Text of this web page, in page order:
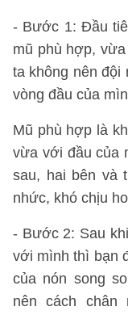
- Bước 1: Đầu
mũ phù hợp,
ta không nên đội
vòng đầu của
Mũ phù hợp là
vừa với đầu của
sau, hai bên và
nhức, khó chịu
- Bước 2: Sau
với mình thì bạn
của nón song
nên cách